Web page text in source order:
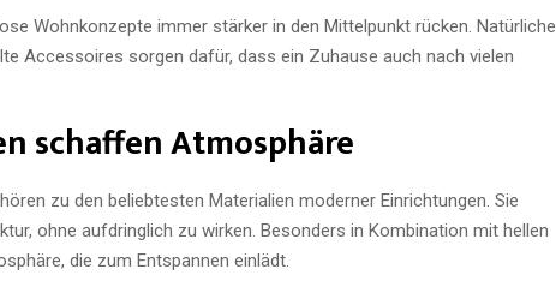
Wohnkonzepte immer stärker in den Mittelpunkt rücken. Natürliche
Accessoires sorgen dafür, dass ein Zuhause auch nach vielen
schaffen Atmosphäre
zu den beliebtesten Materialien moderner Einrichtungen. Sie
ohne aufdringlich zu wirken. Besonders in Kombination mit hellen
die zum Entspannen einlädt.